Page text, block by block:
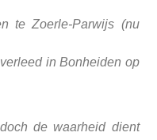
te Zoerle-Parwijs (nu
in Bonheiden op
de waarheid dient